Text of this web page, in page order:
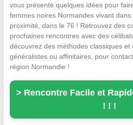
vous présente quelques idées pour
femmes noires Normandes vivant
proximité, dans le 76 ! Retrouvez des
prochaines rencontres avec des
découvrez des méthodes classiques et
généralistes ou affinitaires, pour
région Normandie !
> Rencontre Facile et
! ! !